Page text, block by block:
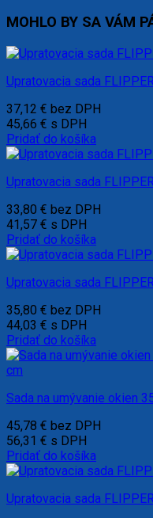
MOHLO BY SA VÁM
Upratovacia sada
37,12 € bez DPH
45,66 € s DPH
Pridať do košíka
Upratovacia sada
33,80 € bez DPH
41,57 € s DPH
Pridať do košíka
Upratovacia sada
35,80 € bez DPH
44,03 € s DPH
Pridať do košíka
Sada na umývanie okien
45,78 € bez DPH
56,31 € s DPH
Pridať do košíka
Upratovacia sada